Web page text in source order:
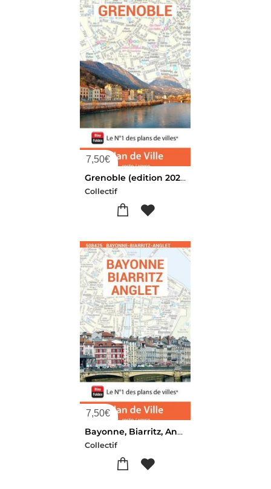
7,50€
Grenoble (edition 2026)
Collectif
7,50€
Bayonne, Biarritz, Anglet (edition 2026)
Collectif